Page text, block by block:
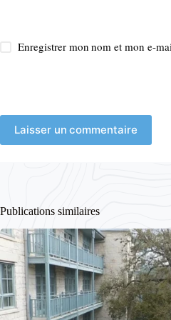
Enregistrer mon nom et mon e-
Laisser un commentaire
Publications similaires